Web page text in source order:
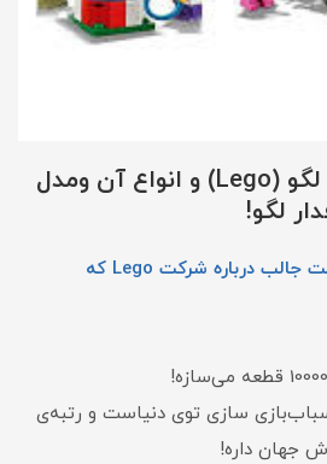
نکات جالب در مورد لگو (Lego) و انواع آن ومدل
لگو!
بیا تا برات بگم از 5 حقیقت جالب درباره شرکت Lego که
سازی توی دنیاست و رتبه‌ی